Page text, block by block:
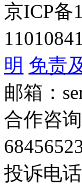
京ICP备
明 免责
邮箱：
合作咨
投诉电